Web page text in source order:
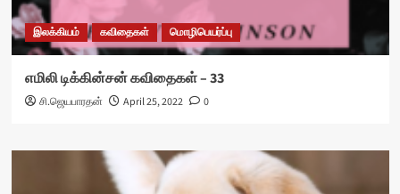
இலக்கியம் கவிதைகள் மொழிபெயர்ப்பு
எமிலி டிக்கின்சன் கவிதைகள் – 33
சி.ஜெயபாரதன் April 25, 2022 0